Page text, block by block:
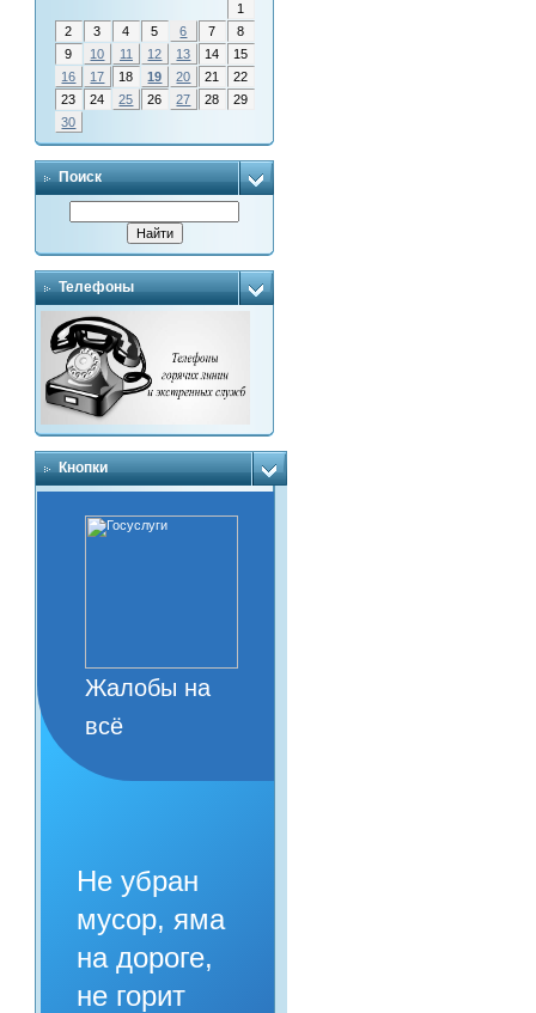
1
2
3 4 5 6 7
8
9
10 11 12 13 14
15
16
17 18 19 20 21
22
23
24 25 26 27 28
29
30
Поиск
Телефоны
Кнопки
Жалобы на
всё
Не убран
мусор, яма
на дороге,
не горит